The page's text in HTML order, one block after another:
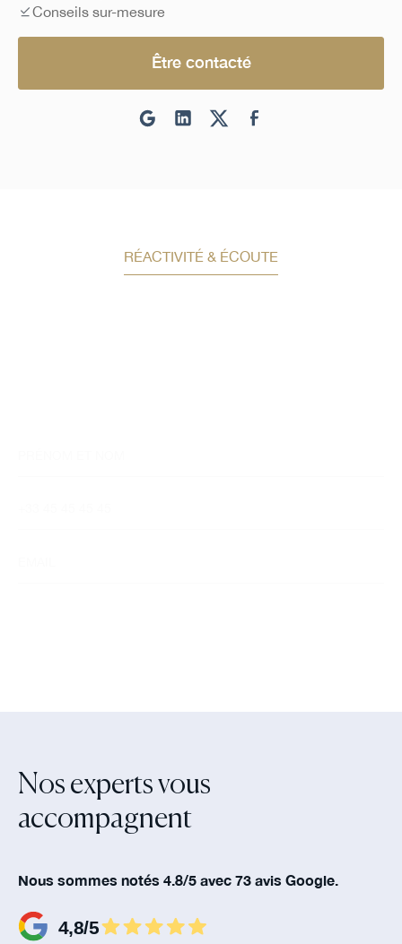
Conseils sur-mesure
Être contacté
RÉACTIVITÉ & ÉCOUTE
Nos experts vous
accompagnent‍
Nous sommes notés 4.8/5 avec 73 avis Google.